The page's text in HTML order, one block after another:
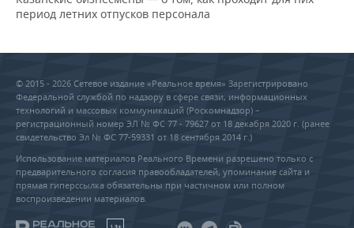
период летних отпусков персонала
© 2015 - 2026 Сетевое издание «Реальное время» Зарегистрировано
Федеральной службой по надзору в сфере связи, информационных
технологий и массовых коммуникаций (Роскомнадзор) –
регистрационный номер ЭЛ № ФС 77 - 79627 от 18 декабря 2020 г. (ранее
свидетельство Эл № ФС 77-59331 от 18 сентября 2014 г.)
Использование материалов Реального Времени разрешено только с
предварительного согласия правообладателей, упоминание сайта и
прямая гиперссылка обязательны при частичном или полном
воспроизведении материалов.